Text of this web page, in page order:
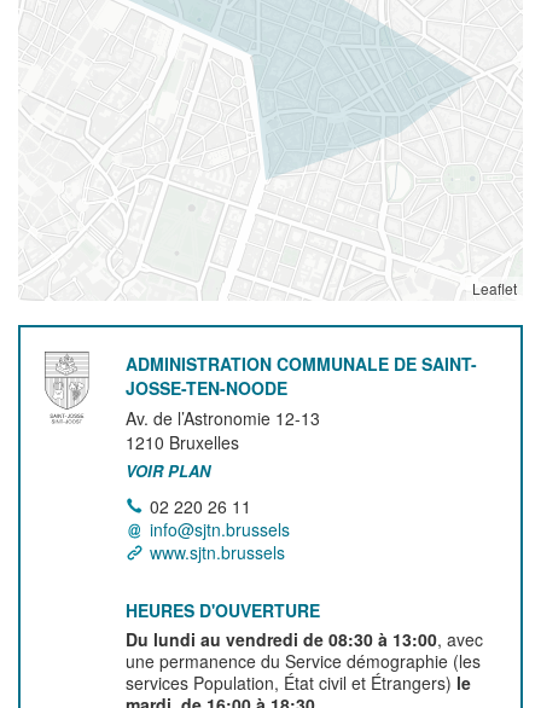
Leaflet
ADMINISTRATION COMMUNALE DE SAINT-
JOSSE-TEN-NOODE
Av. de l’Astronomie 12-13
1210 Bruxelles
VOIR PLAN
02 220 26 11
info@sjtn.brussels
www.sjtn.brussels
HEURES D'OUVERTURE
Du lundi au vendredi de 08:30 à 13:00, avec
une permanence du Service démographie (les
services Population, État civil et Étrangers) le